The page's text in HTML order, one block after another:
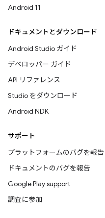
Android 11
ドキュメントとダウンロード
Android Studio ガイド
デベロッパー ガイド
API リファレンス
Studio をダウンロード
Android NDK
サポート
プラットフォームのバグを報告
ドキュメントのバグを報告
Google Play support
調査に参加